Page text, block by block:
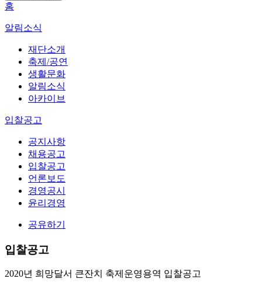
홈
알림소식
재단소개
축제/공연
생활문화
알림소식
아카이브
입찰공고
공지사항
채용공고
입찰공고
언론보도
경영공시
윤리경영
공유하기
입찰공고
2020년 희망달서 큰잔치 축제운영용역 입찰공고